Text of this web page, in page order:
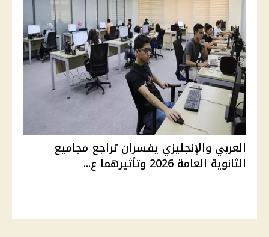
العربي والإنجليزي يفسران تراجع مجاميع
الثانوية العامة 2026 وتأثيرهما ع...